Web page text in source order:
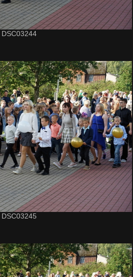
DSC03244
DSC03245